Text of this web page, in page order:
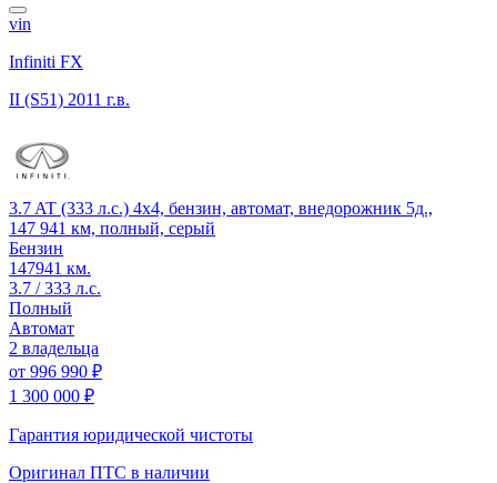
vin
Infiniti FX
II (S51) 2011 г.в.
3.7 AT (333 л.с.) 4x4, бензин, автомат, внедорожник 5д.,
147 941 км, полный, серый
Бензин
147941 км.
3.7 / 333 л.с.
Полный
Автомат
2 владельца
от 996 990 ₽
1 300 000 ₽
Гарантия юридической чистоты
Оригинал ПТС в наличии